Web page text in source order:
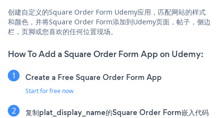
创建自定义的Square Order Form Udemy应用，匹配网站的样式
和颜色，并将Square Order Form添加到Udemy页面，帖子，侧边
栏，页脚或您喜欢的任何位置现场。
How To Add a Square Order Form App on Udemy:
Create a Free Square Order Form App
Start for free now
复制plat_display_name的Square Order Form嵌入代码